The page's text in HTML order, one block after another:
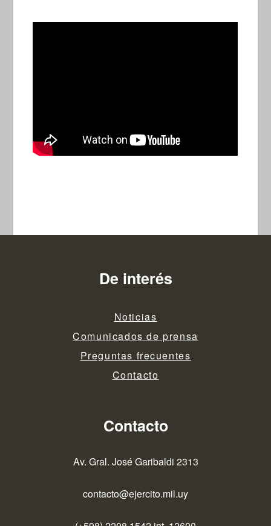
De interés
Noticias
Comunicados de prensa
Preguntas frecuentes
Contacto
Contacto
Av. Gral. José Garibaldi 2313
contacto@ejercito.mil.uy